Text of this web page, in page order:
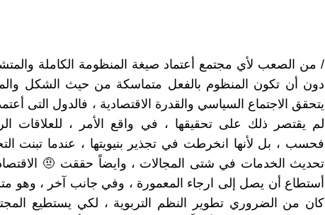
/ من الصعب لأي مجتمع أعتماد صيغة المنظومة الكاملة
دون أن تكون المنظوم بالفعل متماسكة من حيث الشكل
يتحقق الاجتماع السياسي والقدرة الاقتصادية ، فالدول التى
لم يقتصر ذلك على تحقيقها ، في واقع الأمر ، للعلاقات
فحسب ، بل لأنها انخرطت في تجذير بنيويتها ، عندما تبنت
تحديث الخدمات في شتى المجالات ، وايضاً حققت 🤨
أستطاع أن يصل إلى ارجاء المعمورة ، وفي جانب آخر ، وهو
كان من الضروري تطوير النظم التربوية ، لكي يستطيع